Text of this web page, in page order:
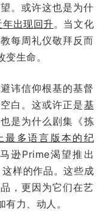
。或许这也是为什
出现回升。当文化
每周礼仪敬拜反而
生命。
讳信仰根基的基督
白。这或许正是基
是为什么剧集《拣
最多语言版本的纪
逊Prime渴望推出
这样的作品。这些成
，更因为它们在艺
力、动人。